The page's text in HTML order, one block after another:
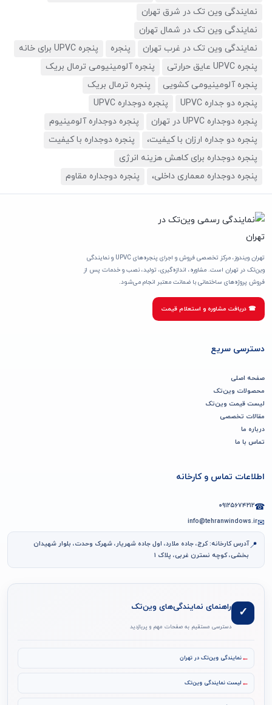
نمایندگی وین تک در شرق تهران
نمایندگی وین تک در شمال تهران
نمایندگی وین تک در غرب تهران
پنجره
پنجره UPVC برای خانه
پنجره UPVC عایق حرارتی
پنجره آلومینیومی ترمال بریک
پنجره آلومینیومی کشویی
پنجره ترمال بریک
پنجره دو جداره UPVC
پنجره دوجداره UPVC
پنجره دوجداره UPVC در تهران
پنجره دوجداره آلومینیوم
پنجره دو جداره ارزان با کیفیت،
پنجره دوجداره با کیفیت
پنجره دوجداره برای کاهش هزینه انرژی
پنجره دوجداره معماری داخلی،
پنجره دوجداره مقاوم
تهران ویندوز، مرکز تخصصی فروش و اجرای پنجره‌های UPVC و نمایندگی
وین‌تک در تهران است. مشاوره، اندازه‌گیری، تولید، نصب و خدمات پس از
فروش پروژه‌های ساختمانی با ضمانت معتبر انجام می‌شود.
☎ دریافت مشاوره و استعلام قیمت
دسترسی سریع
صفحه اصلی
محصولات وین‌تک
لیست قیمت وین‌تک
مقالات تخصصی
درباره ما
تماس با ما
اطلاعات تماس و کارخانه
☎۰۹۱۲۵۶۷۴۲۱۲
✉
info@tehranwindows.ir
📍آدرس کارخانه: کرج، جاده ملارد، اول جاده شهریار، شهرک وحدت، بلوار شهیدان
بخشی، کوچه نسترن غربی، پلاک ۱
✓ راهنمای نمایندگی‌های وین‌تک
دسترسی مستقیم به صفحات مهم و پربازدید
←نمایندگی وین‌تک در تهران
← لیست نمایندگی وین‌تک